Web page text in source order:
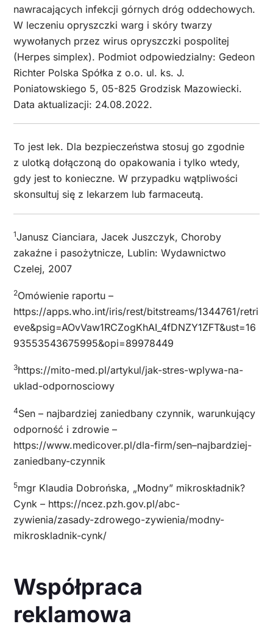
nawracających infekcji górnych dróg oddechowych.
W leczeniu opryszczki warg i skóry twarzy
wywołanych przez wirus opryszczki pospolitej
(Herpes simplex). Podmiot odpowiedzialny: Gedeon
Richter Polska Spółka z o.o. ul. ks. J.
Poniatowskiego 5, 05-825 Grodzisk Mazowiecki.
Data aktualizacji: 24.08.2022.
To jest lek. Dla bezpieczeństwa stosuj go zgodnie
z ulotką dołączoną do opakowania i tylko wtedy,
gdy jest to konieczne. W przypadku wątpliwości
skonsultuj się z lekarzem lub farmaceutą.
1Janusz Cianciara, Jacek Juszczyk, Choroby
zakaźne i pasożytnicze, Lublin: Wydawnictwo
Czelej, 2007
2Omówienie raportu –
https://apps.who.int/iris/rest/bitstreams/1344761/retri
eve&psig=AOvVaw1RCZogKhAI_4fDNZY1ZFT&ust=16
93553543675995&opi=89978449
3https://mito-med.pl/artykul/jak-stres-wplywa-na-
uklad-odpornosciowy
4Sen – najbardziej zaniedbany czynnik, warunkujący
odporność i zdrowie –
https://www.medicover.pl/dla-firm/sen–najbardziej-
zaniedbany-czynnik
5mgr Klaudia Dobrońska, „Modny” mikroskładnik?
Cynk – https://ncez.pzh.gov.pl/abc-
zywienia/zasady-zdrowego-zywienia/modny-
mikroskladnik-cynk/
Współpraca
reklamowa